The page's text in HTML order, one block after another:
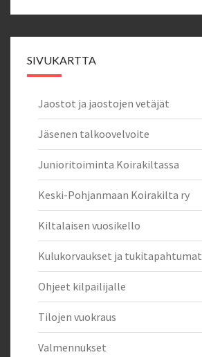
SIVUKARTTA
Jaostot ja jaostojen vetäjät
Jäsenen talkoovelvoite
Junioritoiminta Koirakiltassa
Keski-Pohjanmaan Koirakilta ry
Kiltalaisen vuosikello
Kulukorvaukset ja tukitapahtumat
Ohjeet kilpailijalle
Tilojen vuokraus
Valmennukset